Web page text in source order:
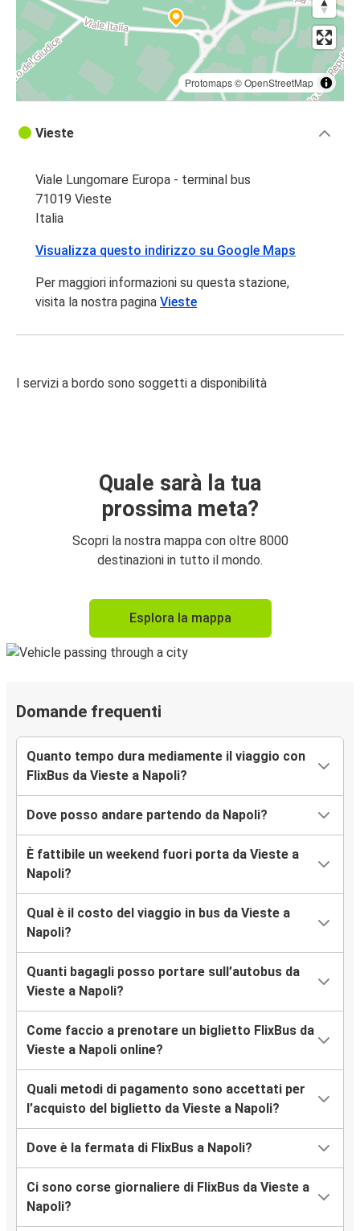
Protomaps©OpenStreetMap
Vieste
Viale Lungomare Europa - terminal bus
71019 Vieste
Italia
Visualizza questo indirizzo su Google Maps
Per maggiori informazioni su questa stazione,
visita la nostra pagina Vieste
I servizi a bordo sono soggetti a disponibilità
Quale sarà la tua
prossima meta?
Scopri la nostra mappa con oltre 8000
destinazioni in tutto il mondo.
Esplora la mappa
Domande frequenti
Quanto tempo dura mediamente il viaggio con
FlixBus da Vieste a Napoli?
Dove posso andare partendo da Napoli?
È fattibile un weekend fuori porta da Vieste a
Napoli?
Qual è il costo del viaggio in bus da Vieste a
Napoli?
Quanti bagagli posso portare sull’autobus da
Vieste a Napoli?
Come faccio a prenotare un biglietto FlixBus da
Vieste a Napoli online?
Quali metodi di pagamento sono accettati per
l’acquisto del biglietto da Vieste a Napoli?
Dove è la fermata di FlixBus a Napoli?
Ci sono corse giornaliere di FlixBus da Vieste a
Napoli?